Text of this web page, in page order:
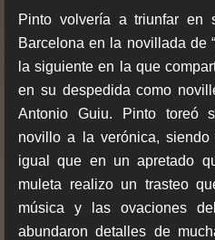
Pinto volvería a triunfar en
Barcelona en la novillada de
la siguiente en la que
en su despedida como
Antonio Guiu. Pinto toreó
novillo a la verónica, siendo
igual que en un apretado
muleta realizo un trasteo
música y las ovaciones
abundaron detalles de